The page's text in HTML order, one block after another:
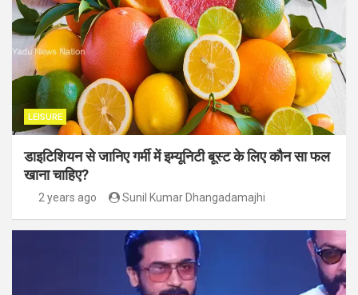
LEISURE
डाइटिशियन से जानिए गर्मी में इम्यूनिटी बूस्ट के लिए कौन सा फल
खाना चाहिए?
2 years ago Sunil Kumar Dhangadamajhi